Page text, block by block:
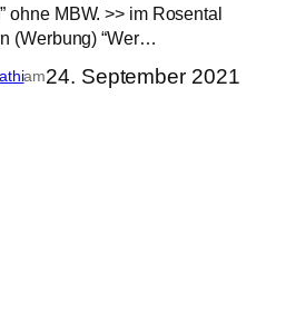
ohne MBW. >> im Rosental
(Werbung) “Wer…
am24. September 2021